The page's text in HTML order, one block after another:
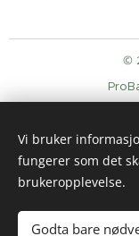
©
Vi bruker
fungerer som det
brukeropplevelse.
Godta bare